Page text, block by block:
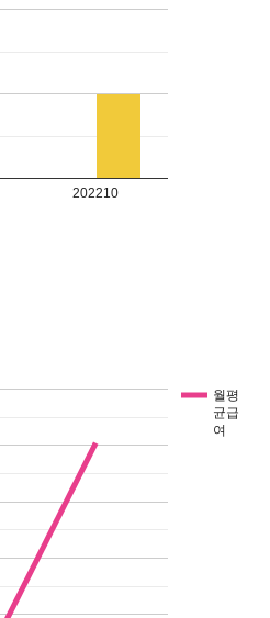
202210
월평
균급
여